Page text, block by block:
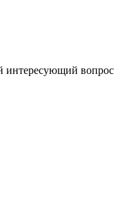
интересующий вопрос